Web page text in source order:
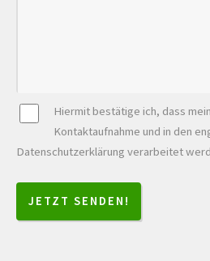
Hiermit bestätige ich, dass
Kontaktaufnahme und in den
Datenschutzerklärung verarbeitet